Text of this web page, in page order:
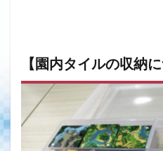
【園内タイルの収納に